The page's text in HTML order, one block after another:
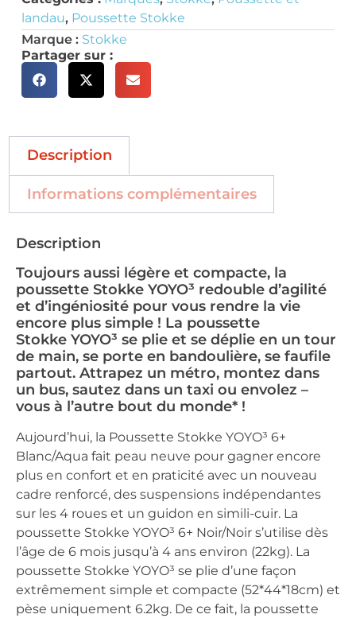
landau, Poussette Stokke
Marque : Stokke
Partager sur :
Description
Informations complémentaires
Description
Toujours aussi légère et compacte, la
poussette Stokke YOYO³ redouble d’agilité
et d’ingéniosité pour vous rendre la vie
encore plus simple ! La poussette
Stokke YOYO³ se plie et se déplie en un tour
de main, se porte en bandoulière, se faufile
partout. Attrapez un métro, montez dans
un bus, sautez dans un taxi ou envolez –
vous à l’autre bout du monde* !
Aujourd’hui, la Poussette Stokke YOYO³ 6+
Blanc/Aqua fait peau neuve pour gagner encore
plus en confort et en praticité avec un nouveau
cadre renforcé, des suspensions indépendantes
sur les 4 roues et un guidon en simili-cuir. La
poussette Stokke YOYO³ 6+ Noir/Noir s’utilise dès
l’âge de 6 mois jusqu’à 4 ans environ (22kg). La
poussette Stokke YOYO³ se plie d’une façon
extrêmement simple et compacte (52*44*18cm) et
pèse uniquement 6.2kg. De ce fait, la poussette